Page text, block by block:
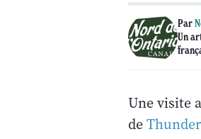
Par
Un
Une visite
de